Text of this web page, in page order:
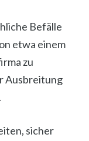
Befälle
etwa einem
zu
Ausbreitung
sicher